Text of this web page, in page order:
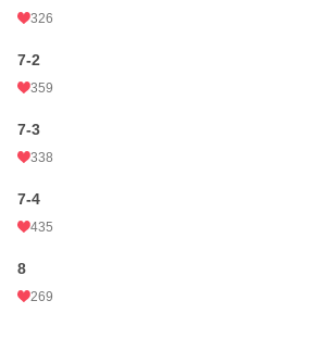
326
7-2
359
7-3
338
7-4
435
8
269